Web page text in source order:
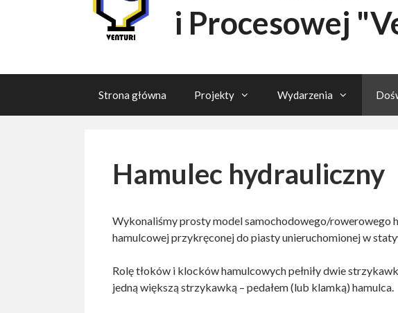
i Procesowej
Strona główna Projekty Wydarzenia
Hamulec hydrauliczny
Wykonaliśmy prosty model samochodowego/rowerowego
hamulcowej przykręconej do piasty unieruchomionej w
Rolę tłoków i klocków hamulcowych pełniły dwie
jedną większą strzykawką – pedałem (lub klamką) hamulca.